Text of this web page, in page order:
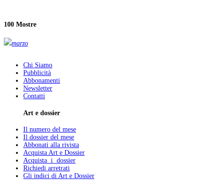
100 Mostre
marzo
Chi Siamo
Pubblicità
Abbonamenti
Newsletter
Contatti
Art e dossier
Il numero del mese
Il dossier del mese
Abbonati alla rivista
Acquista Art e Dossier
Acquista i dossier
Richiedi arretrati
Gli indici di Art e Dossier